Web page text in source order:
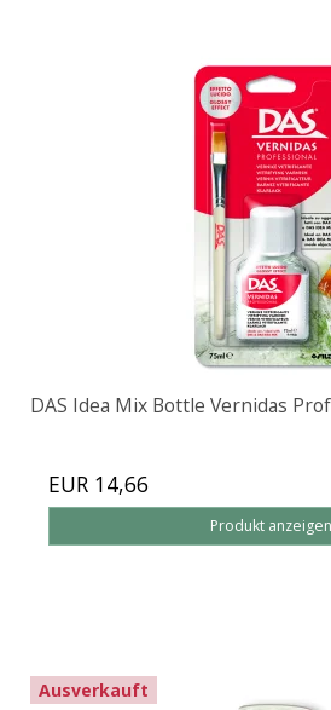
DAS Idea Mix Bottle Vernidas
EUR 14,66
Produkt anzeigen
Ausverkauft